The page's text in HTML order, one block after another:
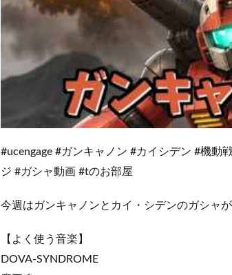
#ucengage #ガンキャノン #カイシデン #機動
ジ #ガシャ動画 #tのお部屋
今週はガンキャノンとカイ・シデンのガシャが
【よく使う音楽】
DOVA-SYNDROME